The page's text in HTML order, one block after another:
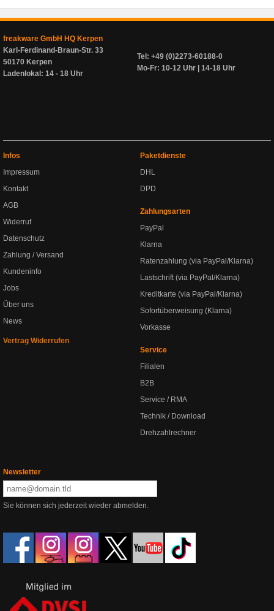
freakware GmbH HQ Kerpen
Karl-Ferdinand-Braun-Str. 33
50170 Kerpen
Ladenlokal: 14 - 18 Uhr
Tel: +49 (0)2273-60188-0
Mo-Fr: 10-12 Uhr | 14-18 Uhr
Infos
Impressum
Kontakt
AGB
Widerruf
Datenschutz
Zahlung / Versand
Kundeninfo
Jobs
Über uns
News
Vertrag Widerrufen
Paketdienste
DHL
DPD
Zahlungsarten
PayPal
Klarna
Ratenzahlung (via PayPal/Klarna)
Lastschrift (via PayPal/Klarna)
Kreditkarte (via PayPal/Klarna)
Sofortüberweisung (Klarna)
Vorkasse
Service
Filialen
B2B
Service / RMA
Technik / Download
Drehzahlrechner
Newsletter
Sie können sich jederzeit wieder abmelden.